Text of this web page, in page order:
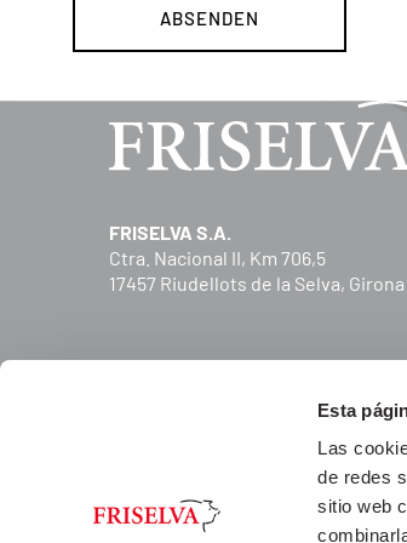
Esta
Las
de redes
sitio web
FRISELVA S.A.
Ctra. Nacional II, Km 706,5
17457 Riudellots de la Selva,